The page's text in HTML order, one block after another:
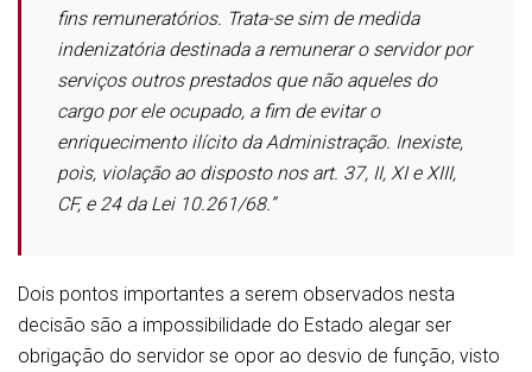
fins remuneratórios. Trata-se sim de medida
indenizatória destinada a remunerar o servidor por
serviços outros prestados que não aqueles do
cargo por ele ocupado, a fim de evitar o
enriquecimento ilícito da Administração. Inexiste,
pois, violação ao disposto nos art. 37, II, XI e XIII,
CF, e 24 da Lei 10.261/68.”
Dois pontos importantes a serem observados nesta
decisão são a impossibilidade do Estado alegar ser
obrigação do servidor se opor ao desvio de função, visto